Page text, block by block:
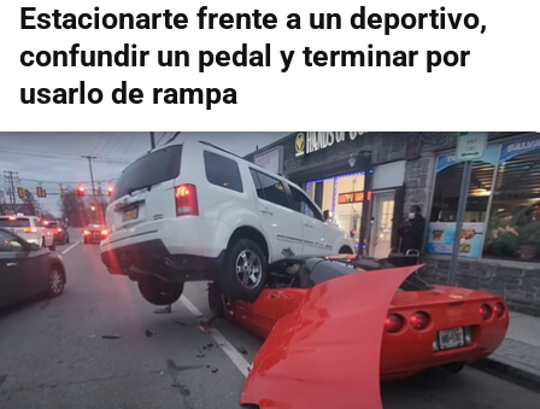
Estacionarte frente a un deportivo,
confundir un pedal y terminar por
usarlo de rampa